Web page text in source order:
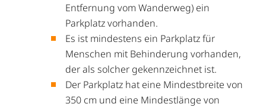
Entfernung vom Wanderweg) ein
Parkplatz vorhanden.
Es ist mindestens ein Parkplatz für
Menschen mit Behinderung vorhanden,
der als solcher gekennzeichnet ist.
Der Parkplatz hat eine Mindestbreite von
350 cm und eine Mindestlänge von